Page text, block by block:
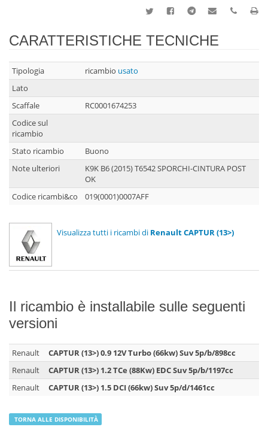
CARATTERISTICHE TECNICHE
Tipologia ricambio usato
Lato
Scaffale
RC0001674253
Codice sul
ricambio
Stato ricambio
Buono
Note ulteriori
K9K B6 (2015) T6542 SPORCHI-CINTURA POST
OK
Codice ricambi&co
019(0001)0007AFF
Visualizza tutti i ricambi di Renault CAPTUR (13>)
Il ricambio è installabile sulle seguenti
versioni
Renault
CAPTUR (13>) 0.9 12V Turbo (66kw) Suv 5p/b/898cc
Renault
CAPTUR (13>) 1.2 TCe (88Kw) EDC Suv 5p/b/1197cc
Renault
CAPTUR (13>) 1.5 DCI (66kw) Suv 5p/d/1461cc
TORNA ALLE DISPONIBILITÀ